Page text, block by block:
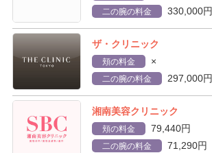
二の腕の料金 330,000円
ザ・クリニック
頬の料金 ×
二の腕の料金 297,000円
湘南美容クリニック
頬の料金 79,440円
二の腕の料金 71,290円